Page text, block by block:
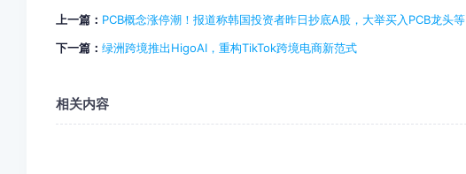
上一篇： PCB概念涨停潮！报道称韩国投资者昨日抄底A股，大举买入PCB龙头等
下一篇： 绿洲跨境推出HigoAI，重构TikTok跨境电商新范式
相关内容